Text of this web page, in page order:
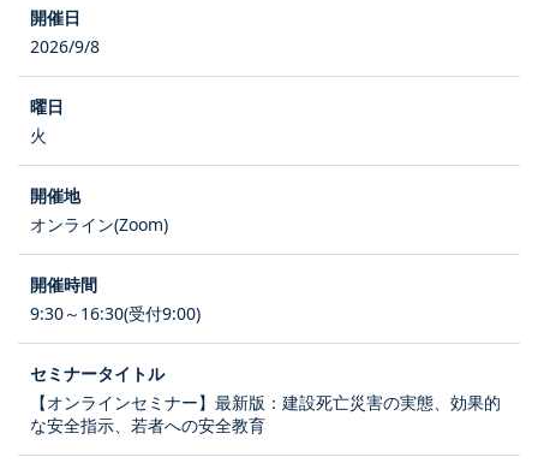
2026/9/8
火
オンライン(Zoom)
9:30～16:30(受付9:00)
【オンラインセミナー】最新版：建設死亡災害の実態、効果的
な安全指示、若者への安全教育